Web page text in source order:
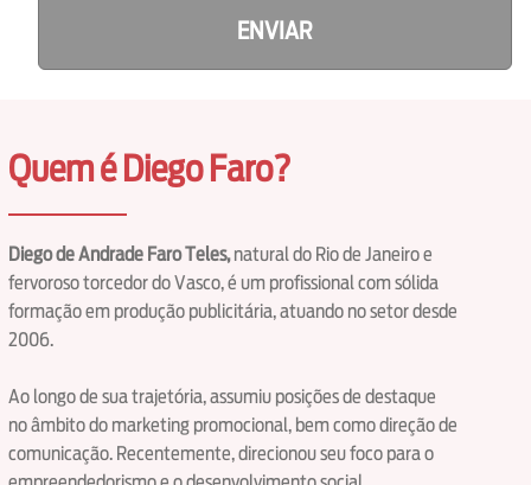
ENVIAR
Quem é Diego Faro?
Diego de Andrade Faro Teles,natural do Rio de Janeiro e
fervoroso torcedor do Vasco, é um profissional com sólida
formação em produção publicitária, atuando no setor desde
2006.
Ao longo de sua trajetória, assumiu posições de destaque
no âmbito do marketing promocional, bem como direção de
comunicação. Recentemente, direcionou seu foco para o